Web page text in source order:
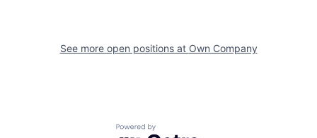
See more open positions at Own Company
Powered by Getro.com